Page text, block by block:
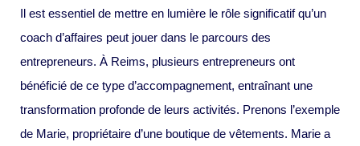
Il est essentiel de mettre en lumière le rôle significatif qu’un
coach d’affaires peut jouer dans le parcours des
entrepreneurs. À Reims, plusieurs entrepreneurs ont
bénéficié de ce type d’accompagnement, entraînant une
transformation profonde de leurs activités. Prenons l’exemple
de Marie, propriétaire d’une boutique de vêtements. Marie a